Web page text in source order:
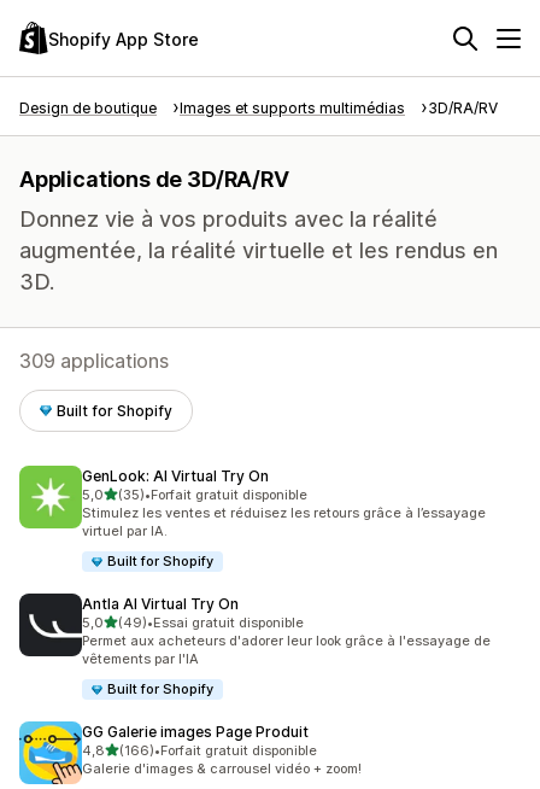
Shopify App Store
Design de boutique Images et supports multimédias 3D/RA/RV
Applications de 3D/RA/RV
Donnez vie à vos produits avec la réalité
augmentée, la réalité virtuelle et les rendus en
3D.
309 applications
Built for Shopify
GenLook: AI Virtual Try On
5,0étoile(s) sur 5
(35)
35 avis au total
•Forfait gratuit disponible
Stimulez les ventes et réduisez les retours grâce à l’essayage
virtuel par IA.
Built for Shopify
Antla AI Virtual Try On
5,0étoile(s) sur 5
(49)
49 avis au total
•Essai gratuit disponible
Permet aux acheteurs d'adorer leur look grâce à l'essayage de
vêtements par l'IA
Built for Shopify
GG Galerie images Page Produit
4,8étoile(s) sur 5
(166)
166 avis au total
•Forfait gratuit disponible
Galerie d'images & carrousel vidéo + zoom!